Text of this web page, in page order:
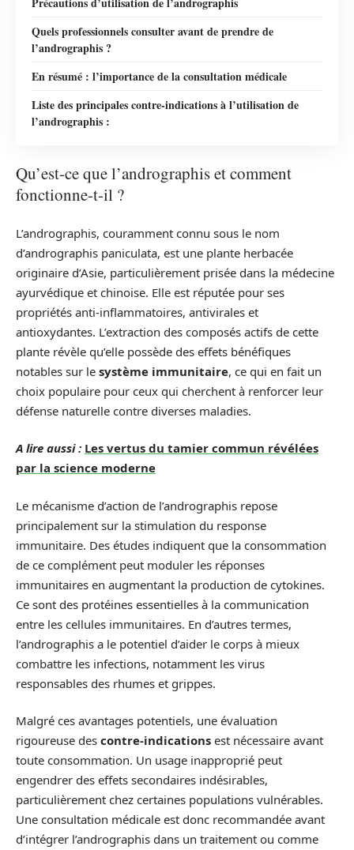
Quels professionnels consulter avant de prendre de
l’andrographis ?
En résumé : l’importance de la consultation médicale
Liste des principales contre-indications à l’utilisation de
l’andrographis :
Qu’est-ce que l’andrographis et comment
fonctionne-t-il ?
L’andrographis, couramment connu sous le nom
d’andrographis paniculata, est une plante herbacée
originaire d’Asie, particulièrement prisée dans la médecine
ayurvédique et chinoise. Elle est réputée pour ses
propriétés anti-inflammatoires, antivirales et
antioxydantes. L’extraction des composés actifs de cette
plante révèle qu’elle possède des effets bénéfiques
notables sur le système immunitaire, ce qui en fait un
choix populaire pour ceux qui cherchent à renforcer leur
défense naturelle contre diverses maladies.
A lire aussi : Les vertus du tamier commun révélées
par la science moderne
Le mécanisme d’action de l’andrographis repose
principalement sur la stimulation du response
immunitaire. Des études indiquent que la consommation
de ce complément peut moduler les réponses
immunitaires en augmentant la production de cytokines.
Ce sont des protéines essentielles à la communication
entre les cellules immunitaires. En d’autres termes,
l’andrographis a le potentiel d’aider le corps à mieux
combattre les infections, notamment les virus
responsables des rhumes et grippes.
Malgré ces avantages potentiels, une évaluation
rigoureuse des contre-indications est nécessaire avant
toute consommation. Un usage inapproprié peut
engendrer des effets secondaires indésirables,
particulièrement chez certaines populations vulnérables.
Une consultation médicale est donc recommandée avant
d’intégrer l’andrographis dans un traitement ou comme